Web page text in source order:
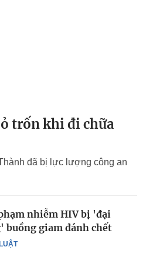
trốn khi đi chữa
đã bị lực lượng công an
nhiễm HIV bị 'đại
buồng giam đánh chết